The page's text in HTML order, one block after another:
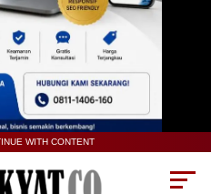
WITH CONTENT